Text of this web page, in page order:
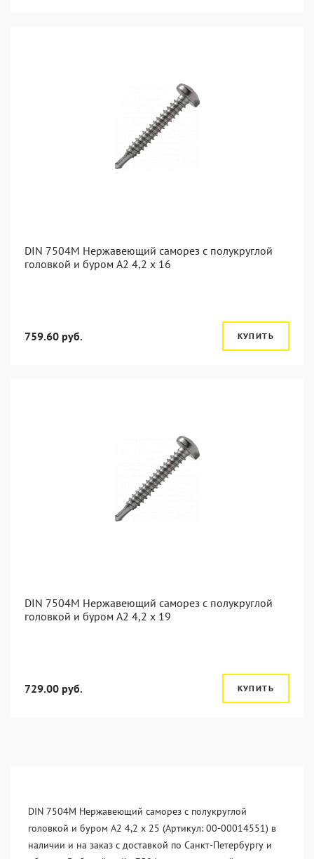
DIN 7504M Нержавеющий саморез с полукруглой
головкой и буром А2 4,2 x 16
759.60 руб. КУПИТЬ
DIN 7504M Нержавеющий саморез с полукруглой
головкой и буром А2 4,2 x 19
729.00 руб. КУПИТЬ
DIN 7504M Нержавеющий саморез с полукруглой
головкой и буром А2 4,2 x 25 (Артикул: 00-00014551) в
наличии и на заказ с доставкой по Санкт-Петербургу и